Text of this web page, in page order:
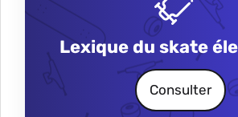
Lexique du skate
Consulter